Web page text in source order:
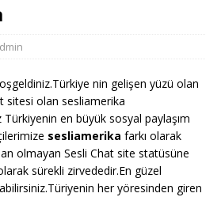
nin gelişen yüzü olan
sitesi olan sesliamerika
Türkiyenin en büyük sosyal paylaşım
sesliamerika farkı olarak
olmayan Sesli Chat site statüsüne
sürekli zirvededir.En güzel
her yöresinden giren